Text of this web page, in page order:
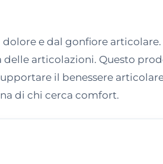
e dal gonfiore articolare.
articolazioni. Questo
il benessere
di chi cerca comfort.